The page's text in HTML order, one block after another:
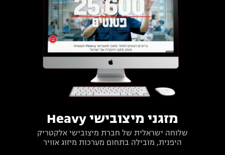
מזגני מיצובישי Heavy
שלוחה ישראלית של חברת מיצובישי אלקטריק
היפנית, מובילה בתחום מערכות מיזוג אוויר